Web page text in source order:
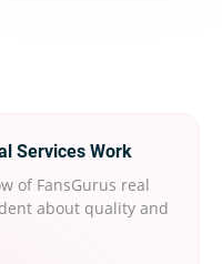
Services Work
of FansGurus real
about quality and